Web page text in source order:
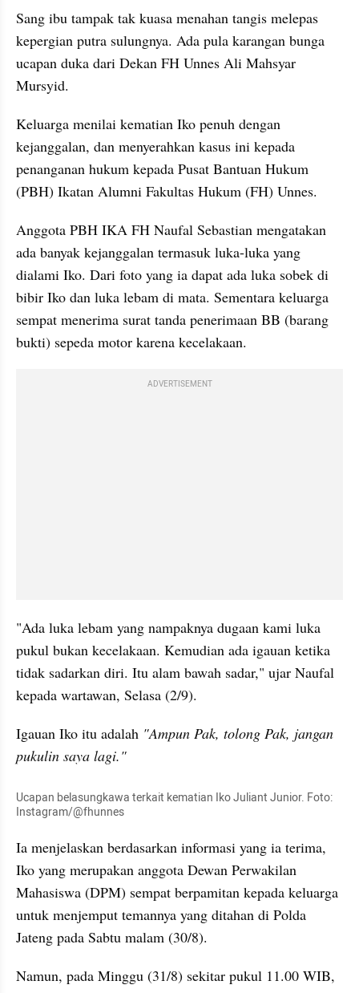
Sang ibu tampak tak kuasa menahan tangis melepas
kepergian putra sulungnya. Ada pula karangan bunga
ucapan duka dari Dekan FH Unnes Ali Mahsyar
Mursyid.
Keluarga menilai kematian Iko penuh dengan
kejanggalan, dan menyerahkan kasus ini kepada
penanganan hukum kepada Pusat Bantuan Hukum
(PBH) Ikatan Alumni Fakultas Hukum (FH) Unnes.
Anggota PBH IKA FH Naufal Sebastian mengatakan
ada banyak kejanggalan termasuk luka-luka yang
dialami Iko. Dari foto yang ia dapat ada luka sobek di
bibir Iko dan luka lebam di mata. Sementara keluarga
sempat menerima surat tanda penerimaan BB (barang
bukti) sepeda motor karena kecelakaan.
ADVERTISEMENT
"Ada luka lebam yang nampaknya dugaan kami luka
pukul bukan kecelakaan. Kemudian ada igauan ketika
tidak sadarkan diri. Itu alam bawah sadar," ujar Naufal
kepada wartawan, Selasa (2/9).
Igauan Iko itu adalah "Ampun Pak, tolong Pak, jangan
pukulin saya lagi."
Ucapan belasungkawa terkait kematian Iko Juliant Junior. Foto:
Instagram/@fhunnes
Ia menjelaskan berdasarkan informasi yang ia terima,
Iko yang merupakan anggota Dewan Perwakilan
Mahasiswa (DPM) sempat berpamitan kepada keluarga
untuk menjemput temannya yang ditahan di Polda
Jateng pada Sabtu malam (30/8).
Namun, pada Minggu (31/8) sekitar pukul 11.00 WIB,